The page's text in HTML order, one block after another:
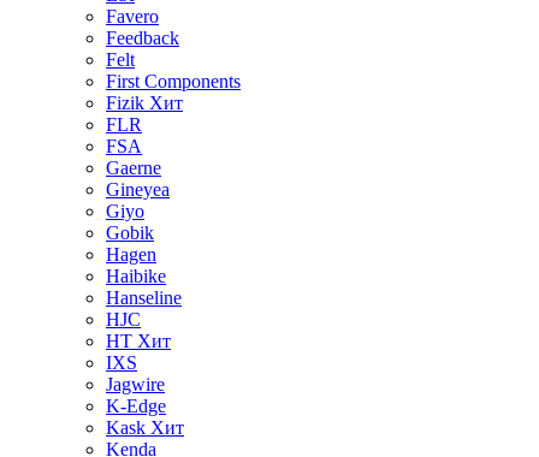
Favero
Feedback
Felt
First Components
Fizik Хит
FLR
FSA
Gaerne
Gineyea
Giyo
Gobik
Hagen
Haibike
Hanseline
HJC
HT Хит
IXS
Jagwire
K-Edge
Kask Хит
Kenda